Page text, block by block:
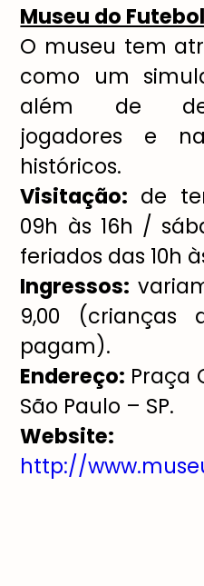
Museu do Futebol
O museu tem
como um
além de
jogadores e
históricos.
Visitação: de
09h às 16h / sá
feriados das 10h à
Ingressos:
9,00 (crianças
pagam).
Endereço: Praça
São Paulo – SP.
Website:
http://